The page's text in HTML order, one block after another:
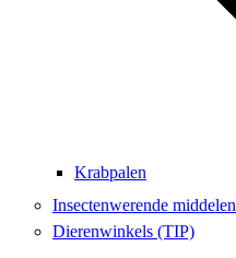
Krabpalen
Insectenwerende middelen
Dierenwinkels (TIP)